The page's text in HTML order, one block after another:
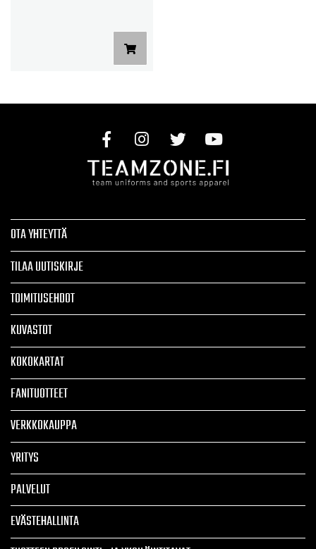
OTA YHTEYTTÄ
TILAA UUTISKIRJE
TOIMITUSEHDOT
KUVASTOT
KOKOKARTAT
FANITUOTTEET
VERKKOKAUPPA
YRITYS
PALVELUT
EVÄSTEHALLINTA